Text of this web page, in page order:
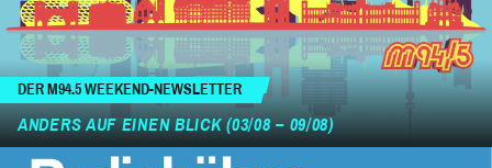
DER M94.5 WEEKEND-NEWSLETTER
ANDERS AUF EINEN BLICK (03/08 – 09/08)